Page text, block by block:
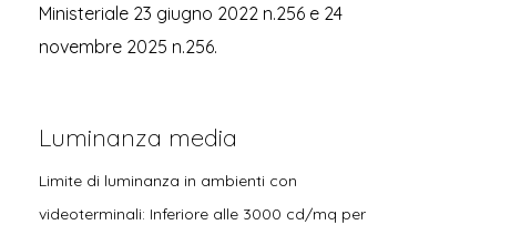
Ministeriale 23 giugno 2022 n.256 e 24
novembre 2025 n.256.
Luminanza media
Limite di luminanza in ambienti con
videoterminali: Inferiore alle 3000 cd/mq per